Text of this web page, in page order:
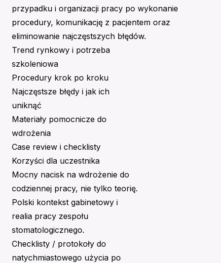
przypadku i organizacji pracy po wykonanie
procedury, komunikację z pacjentem oraz
eliminowanie najczęstszych błędów.
Trend rynkowy i potrzeba
szkoleniowa
Procedury krok po kroku
Najczęstsze błędy i jak ich
uniknąć
Materiały pomocnicze do
wdrożenia
Case review i checklisty
Korzyści dla uczestnika
Mocny nacisk na wdrożenie do
codziennej pracy, nie tylko teorię.
Polski kontekst gabinetowy i
realia pracy zespołu
stomatologicznego.
Checklisty / protokoły do
natychmiastowego użycia po